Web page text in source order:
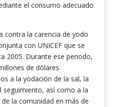
el consumo adecuado
contra la carencia de yodo
con UNICEF que se
2005. Durante ese periodo,
de dólares
a la yodación de la sal, la
seguimiento, así como a la
la comunidad en más de